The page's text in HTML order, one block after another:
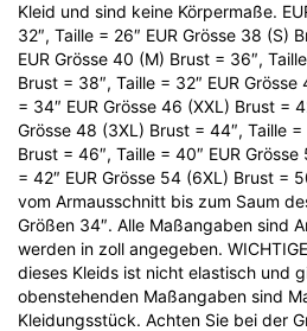
Kleid und sind keine Körpermaße.
32″, Taille = 26″ EUR Grösse 38 (S)
EUR Grösse 40 (M) Brust = 36″,
Brust = 38″, Taille = 32″ EUR
= 34″ EUR Grösse 46 (XXL) Brust =
Grösse 48 (3XL) Brust = 44″, Taille
Brust = 46″, Taille = 40″ EUR
= 42″ EUR Grösse 54 (6XL) Brust =
vom Armausschnitt bis zum Saum
Größen 34″. Alle Maßangaben sind
werden in zoll angegeben.
dieses Kleids ist nicht elastisch und
obenstehenden Maßangaben sind
Kleidungsstück. Achten Sie bei der